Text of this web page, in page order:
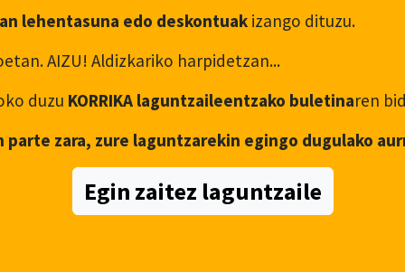
lehentasuna edo deskontuak izango dituzu.
AIZU! Aldizkariko harpidetzan...
duzu KORRIKA laguntzaileentzako buletinaren
parte zara, zure laguntzarekin egingo dugulako
Egin zaitez laguntzaile